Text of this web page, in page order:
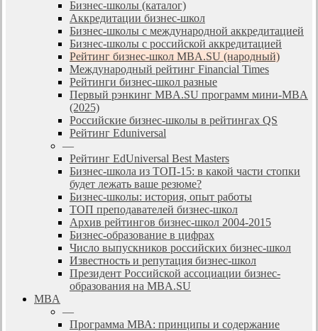
Бизнес-школы (каталог)
Аккредитации бизнес-школ
Бизнес-школы с международной аккредитацией
Бизнес-школы с российской аккредитацией
Рейтинг бизнес-школ MBA.SU (народный)
Международный рейтинг Financial Times
Рейтинги бизнес-школ разные
Первый рэнкинг MBA.SU программ мини-MBA
(2025)
Российские бизнес-школы в рейтингах QS
Рейтинг Eduniversal
—
Рейтинг EdUniversal Best Masters
Бизнес-школа из ТОП-15: в какой части стопки
будет лежать ваше резюме?
Бизнес-школы: история, опыт работы
ТОП преподавателей бизнес-школ
Архив рейтингов бизнес-школ 2004-2015
Бизнес-образование в цифрах
Число выпускников российских бизнес-школ
Известность и репутация бизнес-школ
Президент Российской ассоциации бизнес-
образования на MBA.SU
MBA
—
Программа МВА: принципы и содержание